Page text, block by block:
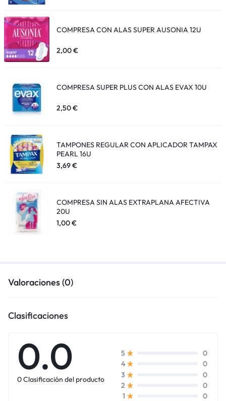
COMPRESA CON ALAS SUPER AUSONIA 12U
2,00€
COMPRESA SUPER PLUS CON ALAS EVAX 10U
2,50€
TAMPONES REGULAR CON APLICADOR TAMPAX
PEARL 16U
3,69€
COMPRESA SIN ALAS EXTRAPLANA AFECTIVA
20U
1,00€
Valoraciones (0)
Clasificaciones
0.0
0 Clasificación del producto
5
0
4
0
3
0
2
0
1
0